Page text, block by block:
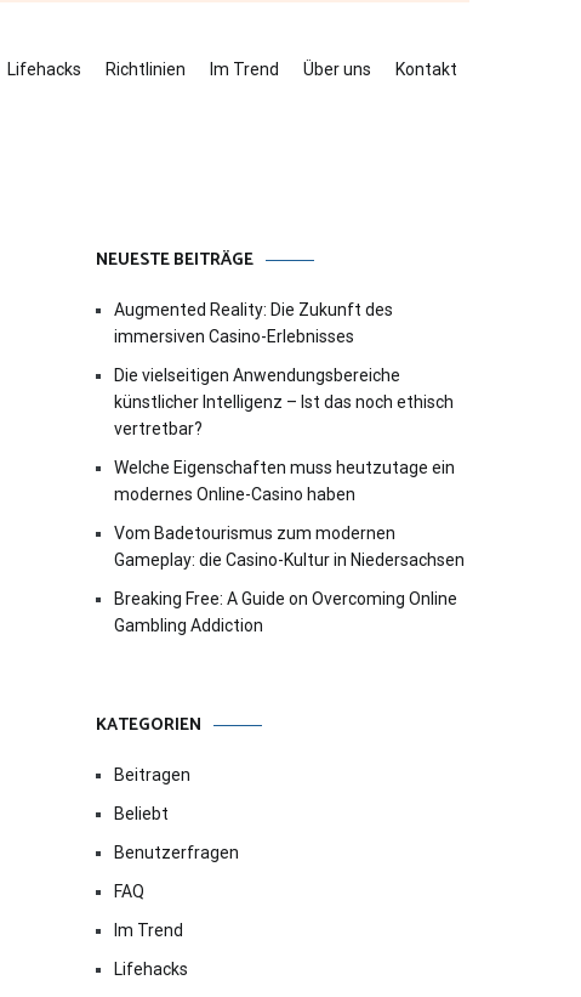
Lifehacks Richtlinien Im Trend Über uns Kontakt
NEUESTE BEITRÄGE
Augmented Reality: Die Zukunft des
immersiven Casino-Erlebnisses
Die vielseitigen Anwendungsbereiche
künstlicher Intelligenz – Ist das noch ethisch
vertretbar?
Welche Eigenschaften muss heutzutage ein
modernes Online-Casino haben
Vom Badetourismus zum modernen
Gameplay: die Casino-Kultur in Niedersachsen
Breaking Free: A Guide on Overcoming Online
Gambling Addiction
KATEGORIEN
Beitragen
Beliebt
Benutzerfragen
FAQ
Im Trend
Lifehacks